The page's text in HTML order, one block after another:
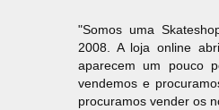
"Somos uma
2008. A loja online
aparecem um pouco
vendemos e
procuramos vender os